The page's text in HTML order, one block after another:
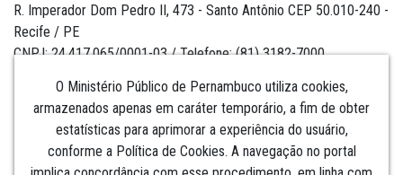
O Ministério Público de Pernambuco utiliza cookies,
armazenados apenas em caráter temporário, a fim de obter
estatísticas para aprimorar a experiência do usuário,
conforme a Política de Cookies. A navegação no portal
R. Imperador Dom Pedro II, 473 - Santo Antônio CEP 50.010-240 -
Recife / PE
CNPJ: 24.417.065/0001-03 / Telefone: (81) 3182-7000
Institucional